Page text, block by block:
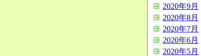
2020年9月
2020年8月
2020年7月
2020年6月
2020年5月